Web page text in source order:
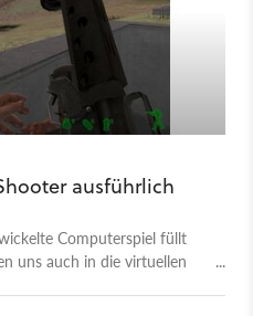
ausführlich
Computerspiel füllt
uns auch in die virtuellen